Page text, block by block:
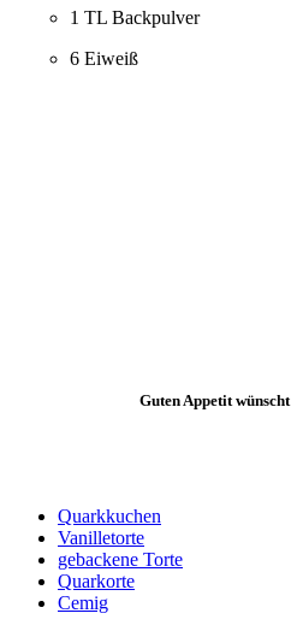
1 TL Backpulver
6 Eiweiß
Guten Appetit wünscht
Quarkkuchen
Vanilletorte
gebackene Torte
Quarkorte
Cemig